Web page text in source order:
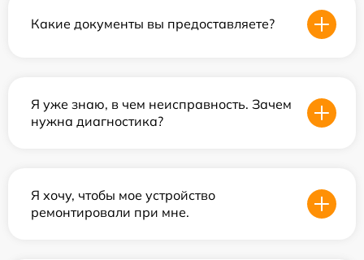
Какие документы вы предоставляете?
Я уже знаю, в чем неисправность. Зачем
нужна диагностика?
Я хочу, чтобы мое устройство
ремонтировали при мне.